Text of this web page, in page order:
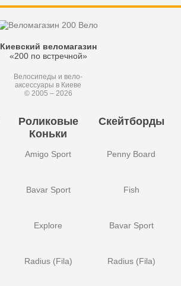
Киевский веломагазин
«200 по встречной»
Велосипеды и вело-
аксессуары в Киеве
© 2005 – 2026
Роликовые
Коньки
Amigo Sport
Bavar Sport
Explore
Radius (Fila)
Скейтборды
Penny Board
Fish
Bavar Sport
Radius (Fila)